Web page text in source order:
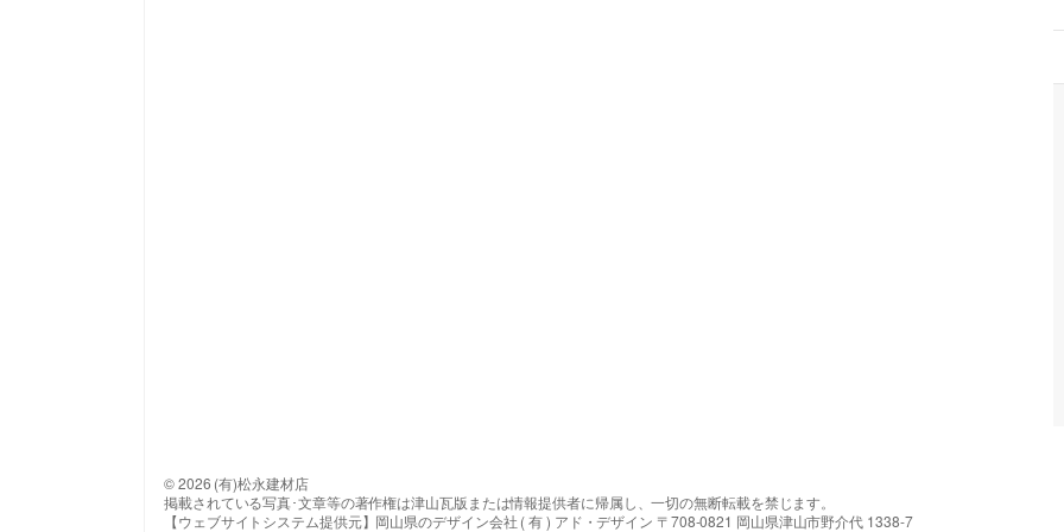
© 2026 (有)松永建材店
掲載されている写真･文章等の著作権は津山瓦版または情報提供者に帰属し、一切の無断転載を禁じます。
【ウェブサイトシステム提供元】岡山県のデザイン会社 ( 有 ) アド・デザイン 〒708-0821 岡山県津山市野介代 1338-7